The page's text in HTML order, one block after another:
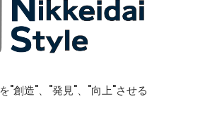
"創造"、"発見"、"向上"させる